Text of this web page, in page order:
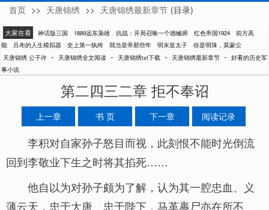
公子许
首页 >> 天唐锦绣 >> 天唐锦绣最新章节 (目录)
大家在看 神话版三国 1889远东枭雄 抗战：开局召唤一个德械师 红色帝国1924
前方高
能
吕布的人生模拟器 史上第一纨绔 我当皇帝那些年 明末皇太子
你是明珠，莫蒙尘
天唐锦绣 公子许 - 天唐锦绣全文阅读 - 天唐锦绣txt下载 - 天唐锦绣最新章节 - 好看的历史军
事小说
第二四三二章 拒不奉诏
上一章 书 页 下一章 阅读记录
李积对自家孙子怒目而视，此刻恨不能时光倒流
回到李敬业下生之时将其掐死……
他自以为对孙子颇为了解，认为其一腔忠血、义
薄云天，忠于大唐、忠于陛下，马革裹尸亦在所不